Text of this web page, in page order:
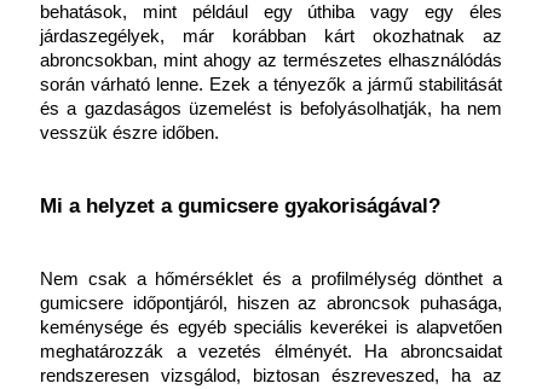
behatások, mint például egy úthiba vagy egy éles
járdaszegélyek, már korábban kárt okozhatnak az
abroncsokban, mint ahogy az természetes elhasználódás
során várható lenne. Ezek a tényezők a jármű stabilitását
és a gazdaságos üzemelést is befolyásolhatják, ha nem
vesszük észre időben.
Mi a helyzet a gumicsere gyakoriságával?
Nem csak a hőmérséklet és a profilmélység dönthet a
gumicsere időpontjáról, hiszen az abroncsok puhasága,
keménysége és egyéb speciális keverékei is alapvetően
meghatározzák a vezetés élményét. Ha abroncsaidat
rendszeresen vizsgálod, biztosan észreveszed, ha az